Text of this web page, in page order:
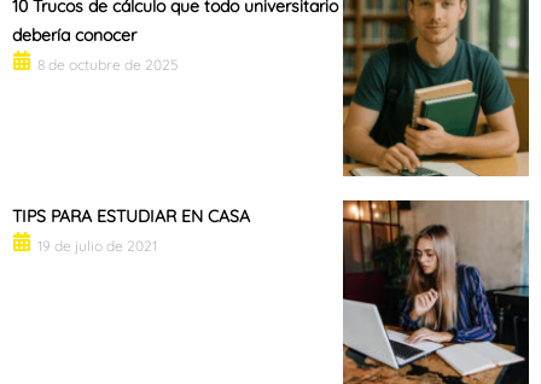
10 Trucos de cálculo que todo universitario
debería conocer
8 de octubre de 2025
TIPS PARA ESTUDIAR EN CASA
19 de julio de 2021